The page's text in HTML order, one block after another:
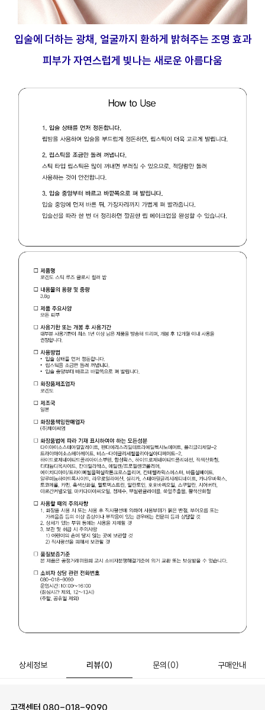
입술에 더하는 광채, 얼굴까지 환하게 밝혀주는 조명 효과
피부가 자연스럽게 빛나는 새로운 아름다움
상세정보 리뷰(0) 문의 (0) 구매안내
고객센터 080-018-9090